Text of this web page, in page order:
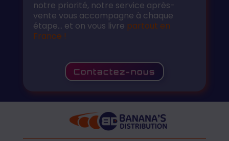
notre priorité, notre service après-
vente vous accompagne à chaque
étape… et on vous livre partout en
France !
Contactez-nous